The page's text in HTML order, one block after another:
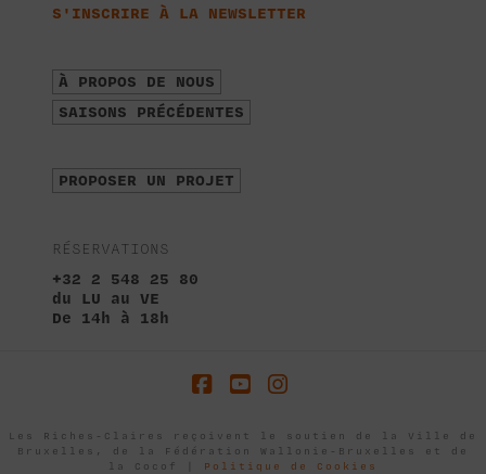
S'INSCRIRE À LA NEWSLETTER
À PROPOS DE NOUS
SAISONS PRÉCÉDENTES
PROPOSER UN PROJET
RÉSERVATIONS
+32 2 548 25 80
du LU au VE
De 14h à 18h
Les Riches-Claires reçoivent le soutien de la Ville de
Bruxelles, de la Fédération Wallonie-Bruxelles et de
la Cocof | Politique de Cookies